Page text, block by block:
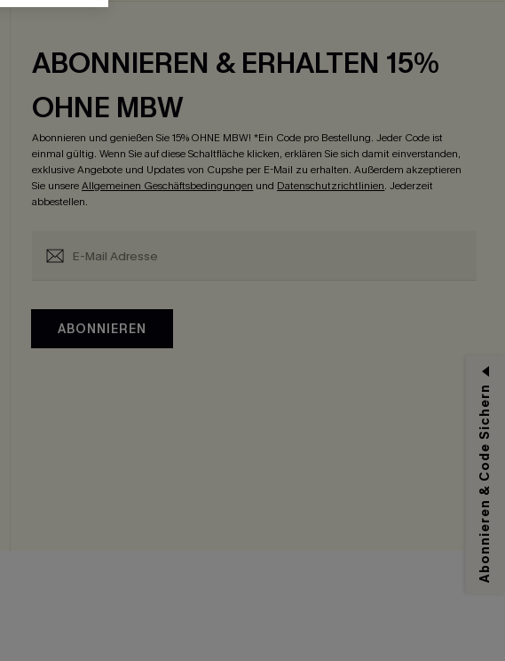
ABONNIEREN & ERHALTEN 15%
OHNE MBW
Abonnieren und genießen Sie 15% OHNE MBW! *Ein Code pro Bestellung. Jeder Code ist
einmal gültig. Wenn Sie auf diese Schaltfläche klicken, erklären Sie sich damit einverstanden,
exklusive Angebote und Updates von Cupshe per E-Mail zu erhalten. Außerdem akzeptieren
Sie unsereAllgemeinen Geschäftsbedingungen und Datenschutzrichtlinien. Jederzeit
abbestellen.
ABONNIEREN
Abonnieren & Code Sichern